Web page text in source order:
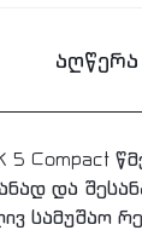
აღწერა
5 Compact
და
სამუშაო